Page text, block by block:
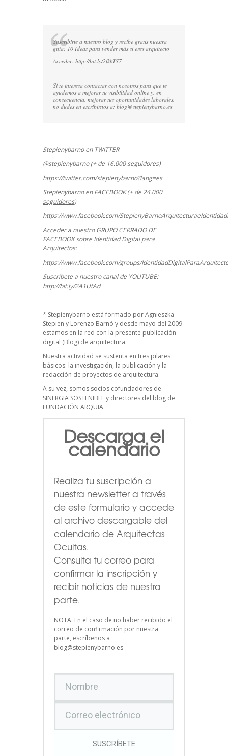
Suscribirte a nuestro blog y recibe gratis nuestra
guía: 10 Ideas para vender más si eres arquitecto
Acceder: http://bit.ly/2fkkTS7
Si te interesa contactar con nosotros para que te
ayudemos a mejorar tu visibilidad online y, en
consecuencia, mejorar tus oportunidades laborales,
no dudes en escribirnos a: blog@stepienybarno.es
Stepienybarno en TWITTER
@stepienybarno (+ de 16.000 seguidores)
https://twitter.com/stepienybarno?lang=es
Stepienybarno en FACEBOOK (+ de 24.000
seguidores)
https://www.facebook.com/
Acceder a nuestro GRUPO CERRADO DE
FACEBOOK sobre Identidad Digital para
Arquitectos:
https://www.facebook.com/groups/
Suscríbete a nuestro canal de YOUTUBE:
http://bit.ly/2A1UtAd
* Stepienybarno está formado por Agnieszka
Stepien y Lorenzo Barnó y desde mayo del 2009
estamos en la red con la presente publicación
digital (Blog) de arquitectura.
Nuestra actividad se sustenta en tres pilares
básicos: la investigación, la publicación y la
redacción de proyectos de arquitectura.
A su vez, somos socios cofundadores de
SINERGIA SOSTENIBLEy directores del blog de
FUNDACIÓN ARQUIA.
Descarga el
calendario
Realiza tu suscripción a
nuestra newsletter a través
de este formulario y accede
al archivo descargable del
calendario de Arquitectas
Ocultas.
Consulta tu correo para
confirmar la inscripción y
recibir noticias de nuestra
parte.
NOTA: En el caso de no haber recibido el
correo de confirmación por nuestra
parte, escríbenos a
blog@stepienybarno.es
SUSCRÍBETE